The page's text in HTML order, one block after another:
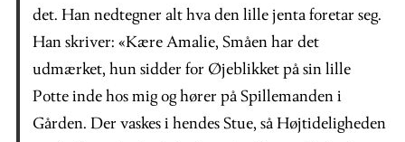
det. Han nedtegner alt hva den lille jenta foretar seg.
Han skriver: «Kære Amalie, Småen har det
udmærket, hun sidder for Øjeblikket på sin lille
Potte inde hos mig og hører på Spillemanden i
Gården. Der vaskes i hendes Stue, så Højtideligheden